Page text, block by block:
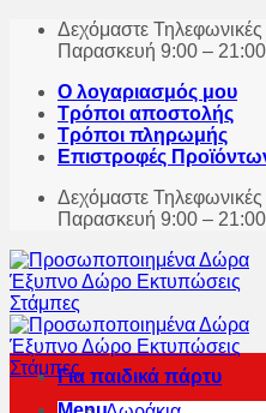
Skip
Δεχόμαστε
Παρασκευή 9:00 – 21:00
Ο λογαριασμός μου
Τρόποι αποστολής
Τρόποι πληρωμής
Επιστροφές
Δεχόμαστε
Παρασκευή 9:00 – 21:00
Για παιδικά πάρτυ